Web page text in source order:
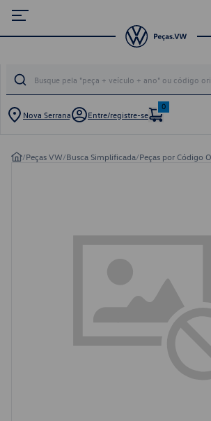
Nova Serrana Entre/registre-se
0
/Peças VW/Busca Simplificada/Peças por Código